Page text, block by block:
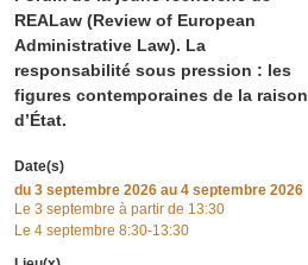
REALaw (Review of European
Administrative Law). La
responsabilité sous pression : les
figures contemporaines de la raison
d’État.
Date(s)
du 3 septembre 2026 au 4 septembre 2026
Le 3 septembre à partir de 13:30
Le 4 septembre 8:30-13:30